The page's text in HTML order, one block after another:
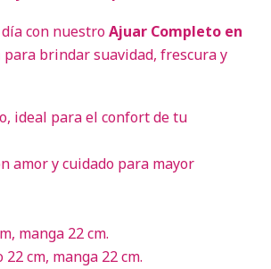
con nuestroAjuar Completo en
para brindar suavidad, frescura y
ideal para el confort de tu
amor y cuidado para mayor
manga 22 cm.
cm, manga 22 cm.